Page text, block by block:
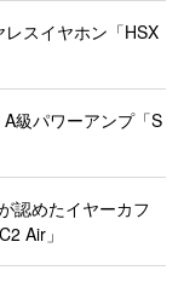
スイヤホン「HSX
級パワーアンプ「S
認めたイヤーカフ
Air」